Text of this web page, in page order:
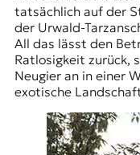
tatsächlich auf der
der Urwald-
All das lässt den
Ratlosigkeit zurück,
Neugier an in einer
exotische